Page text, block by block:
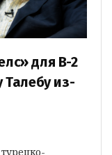
для B-2
Талебу из-